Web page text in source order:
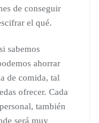
de conseguir
el qué.
sabemos
ahorrar
de comida, tal
ofrecer. Cada
también
será muy